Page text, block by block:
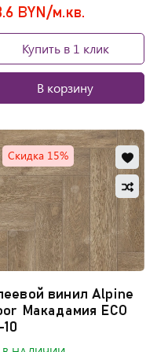
BYN/м.кв.
Купить в 1 клик
В корзину
Скидка 15%
винил Alpine
Макадамия ЕСО
10
в
в